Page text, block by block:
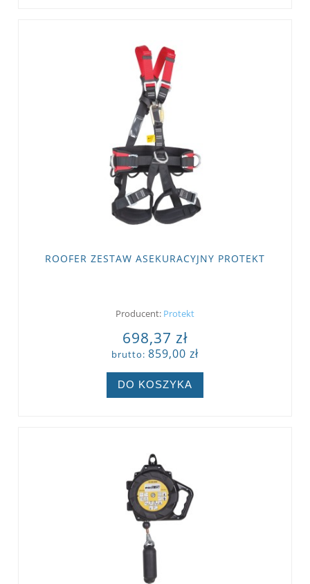
ROOFER ZESTAW ASEKURACYJNY PROTEKT
Producent: Protekt
698,37 zł
brutto: 859,00 zł
DO KOSZYKA